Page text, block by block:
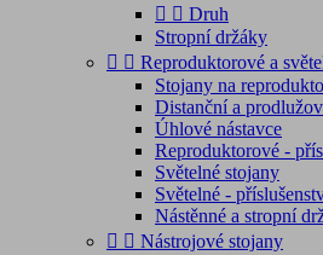
  Druh
Stropní držáky
  Reproduktorové a
Stojany na
Distanční a
Úhlové nástavce
Reproduktorové -
Světelné stojany
Světelné -
Nástěnné a stropní
  Nástrojové stojany